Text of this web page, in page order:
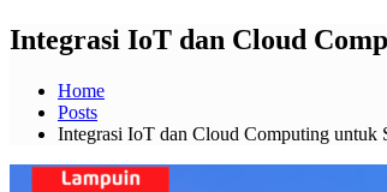
Integrasi IoT dan Cloud
Home
Posts
Integrasi IoT dan Cloud Computing untuk